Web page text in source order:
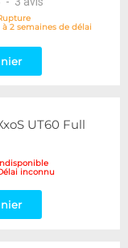
à 2 semaines de délai
UT60 Full
inconnu